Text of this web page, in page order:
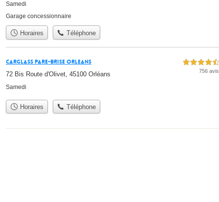
Samedi
Garage concessionnaire
Horaires Téléphone
Carglass Pare-Brise Orleans
72 Bis Route d'Olivet, 45100 Orléans
Samedi
4,5 étoiles sur 5
756 avis
Horaires Téléphone